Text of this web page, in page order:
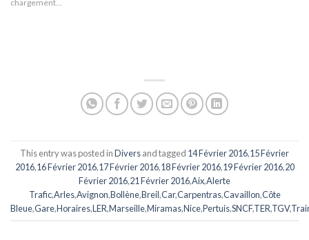
chargement…
This entry was posted inDiversand tagged 14 Février 2016,15 Février
2016,16 Février 2016,17 Février 2016,18 Février 2016,19 Février 2016,20
Février 2016,21 Février 2016,Aix,Alerte
Trafic,Arles,Avignon,Bollène,Breil,Car,Carpentras,Cavaillon,Côte
Bleue,Gare,Horaires,LER,Marseille,Miramas,Nice,Pertuis,SNCF,TER,TGV,